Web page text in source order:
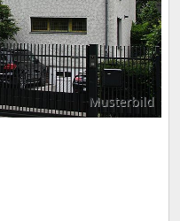
Musterbild